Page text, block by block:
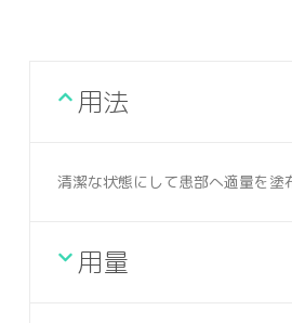
用法
清潔な状態にして患部へ適量を塗
用量